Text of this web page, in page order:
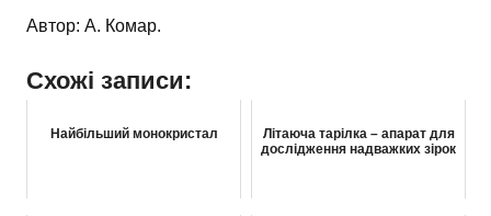
Автор: А. Комар.
Схожі записи:
Найбільший монокристал
Літаюча тарілка – апарат для
дослідження надважких зірок